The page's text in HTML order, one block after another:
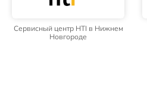
Сервисный центр HTI в Нижнем
Новгороде